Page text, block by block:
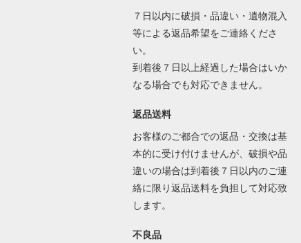
７日以内に破損・品違い・遺物混入
等による返品希望をご連絡くださ
い。
到着後７日以上経過した場合はいか
なる場合でも対応できません。
返品送料
お客様のご都合での返品・交換は基
本的に受け付けませんが、破損や品
違いの場合は到着後７日以内のご連
絡に限り返品送料を負担して対応致
します。
不良品